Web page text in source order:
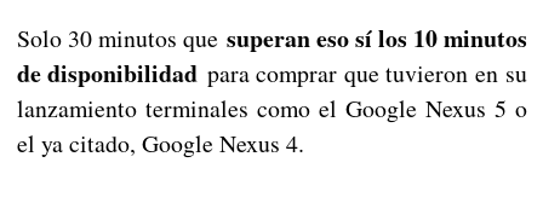
Solo 30 minutos que superan eso sí los 10 minutos
de disponibilidad para comprar que tuvieron en su
lanzamiento terminales como el Google Nexus 5 o
el ya citado, Google Nexus 4.